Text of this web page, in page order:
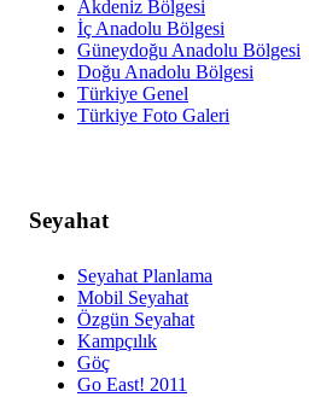
Akdeniz Bölgesi
İç Anadolu Bölgesi
Güneydoğu Anadolu Bölgesi
Doğu Anadolu Bölgesi
Türkiye Genel
Türkiye Foto Galeri
Seyahat
Seyahat Planlama
Mobil Seyahat
Özgün Seyahat
Kampçılık
Göç
Go East! 2011